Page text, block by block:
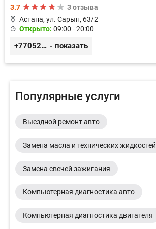
3.7
3 отзыва
Астана, ул. Сарын, 63/2
Открыто: 09:00 - 20:00
+77052327760 - показать
Популярные услуги
Выездной ремонт авто
Замена масла и технических жидкостей
Замена свечей зажигания
Компьютерная диагностика авто
Компьютерная диагностика двигателя